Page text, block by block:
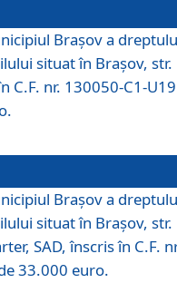
Brașov a
situat în Brașov, str.
C.F. nr. 130050-C1-U19
Brașov a
situat în Brașov, str.
SAD, înscris în C.F.
33.000 euro.